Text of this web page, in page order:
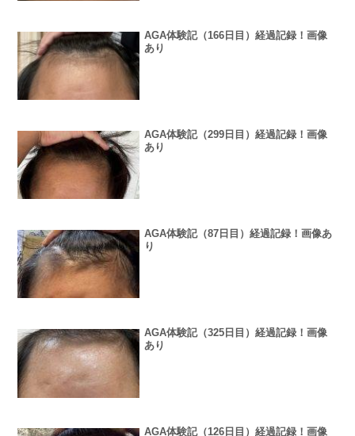
AGA体験記（166日目）経過記録！画像
あり
AGA体験記（299日目）経過記録！画像
あり
AGA体験記（87日目）経過記録！画像あ
り
AGA体験記（325日目）経過記録！画像
あり
AGA体験記（126日目）経過記録！画像